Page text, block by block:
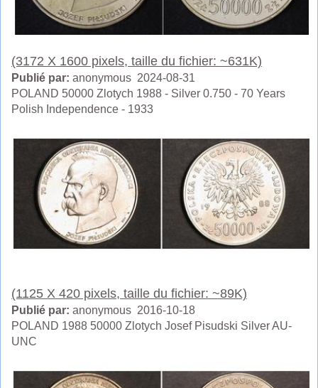
(3172 X 1600 pixels, taille du fichier: ~631K)
Publié par: anonymous 2024-08-31
POLAND 50000 Zlotych 1988 - Silver 0.750 - 70 Years
Polish Independence - 1933
(1125 X 420 pixels, taille du fichier: ~89K)
Publié par: anonymous 2016-10-18
POLAND 1988 50000 Zlotych Josef Pisudski Silver AU-
UNC